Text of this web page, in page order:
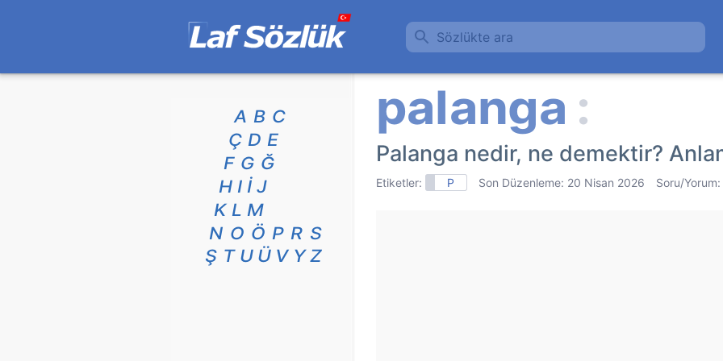
Sözlükte ara
Palanga nedir, ne demektir?
Etiketler: P Son Düzenleme: 20 Nisan 2026 Soru/Yorum:
A B C
Ç D E
F G Ğ
H I İ J
K L M
N O Ö P R S
Ş T U Ü V Y Z